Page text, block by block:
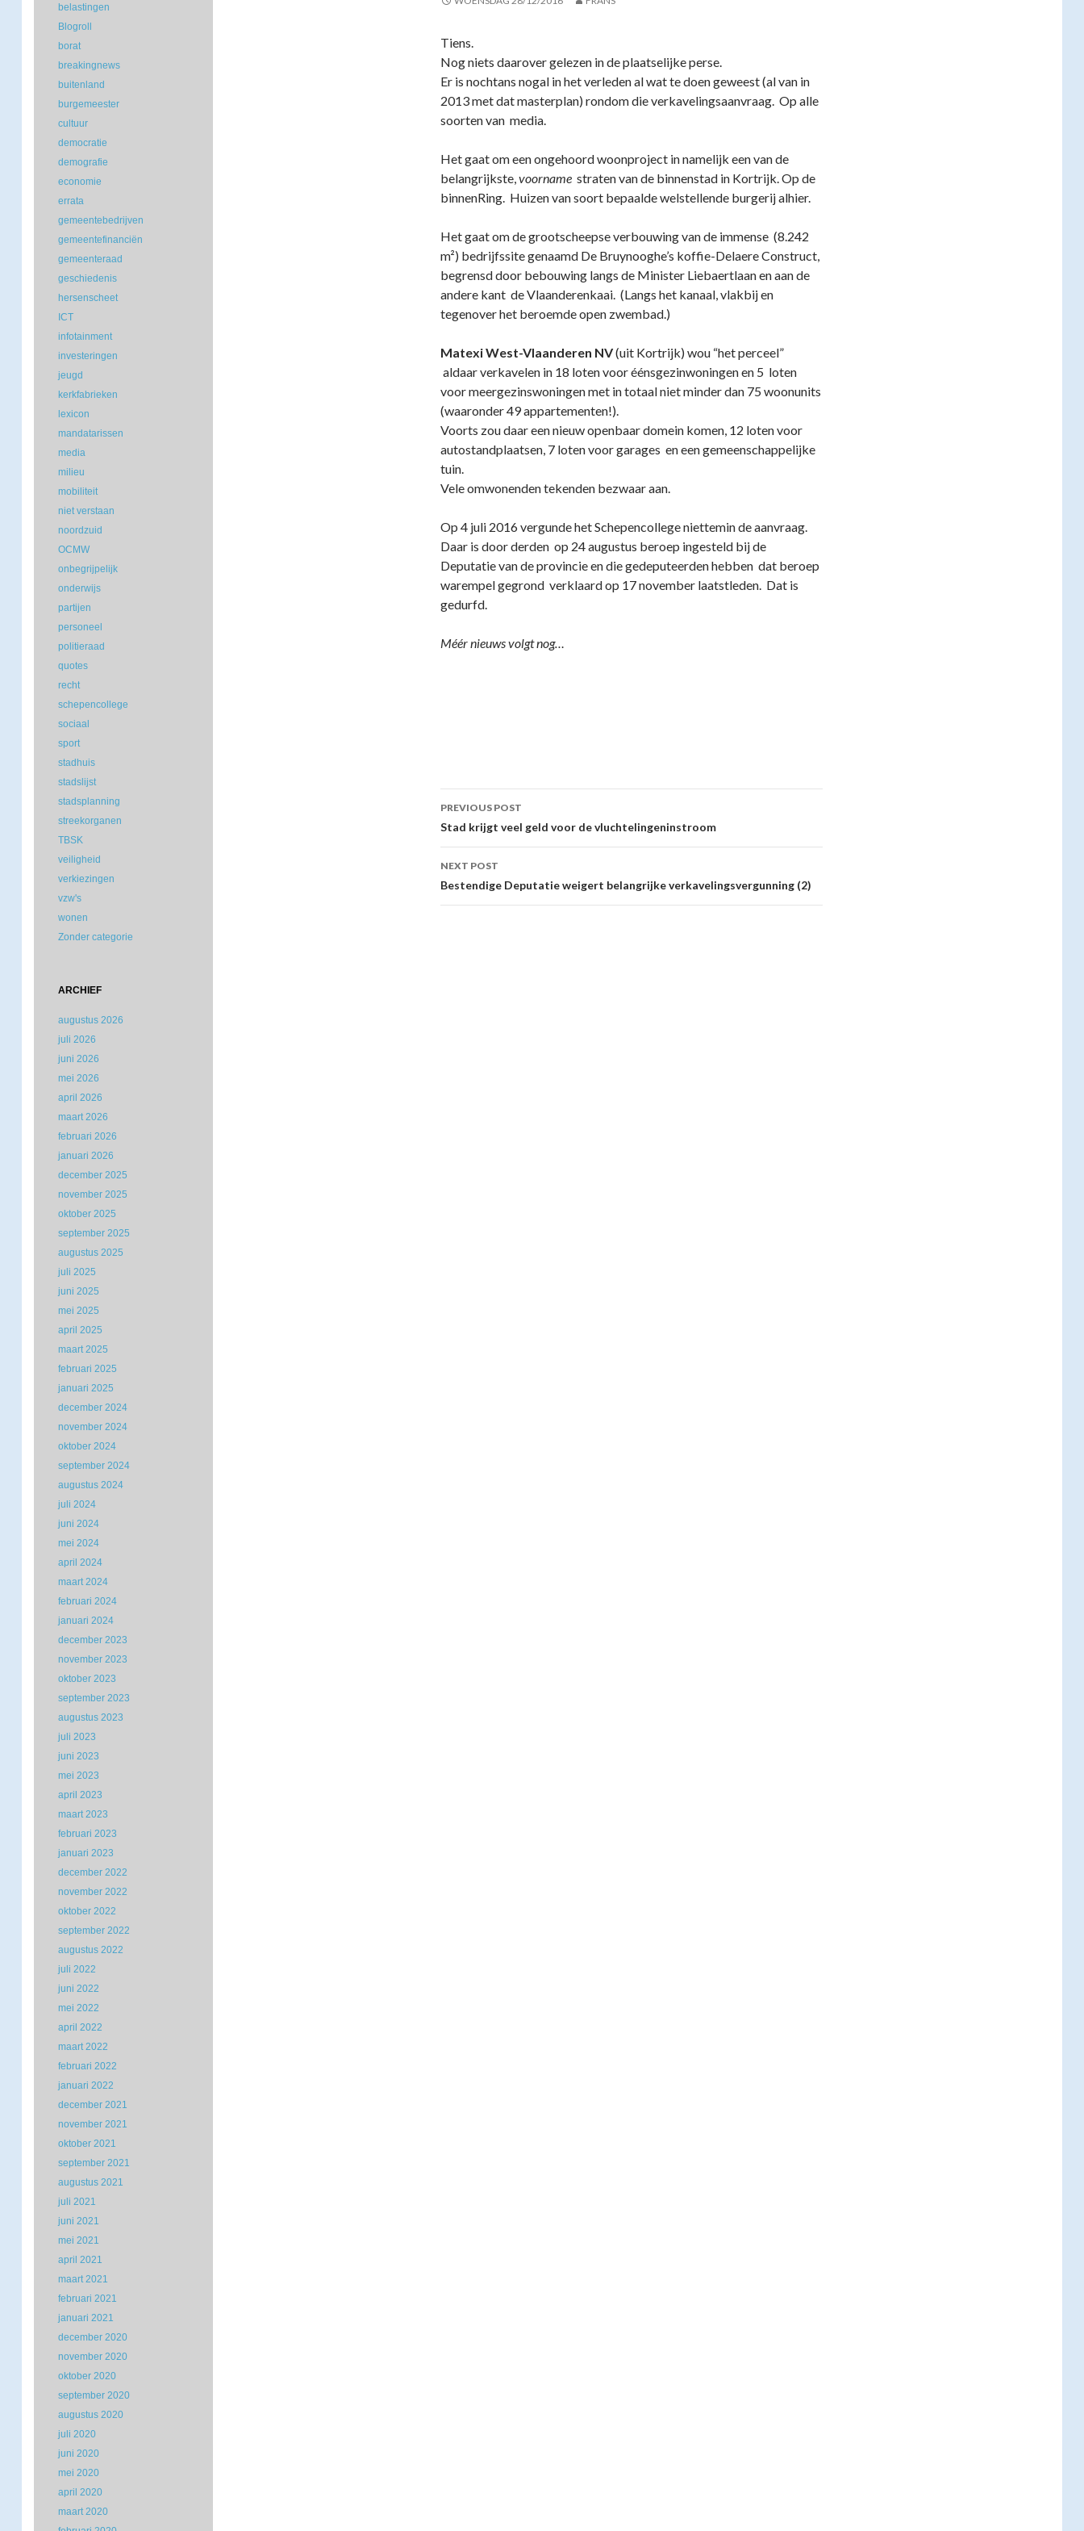
Tiens.
Nog niets daarover gelezen in de plaatselijke perse.
Er is nochtans nogal in het verleden al wat te doen geweest (al van in
2013 met dat masterplan) rondom die verkavelingsaanvraag. Op alle
soorten van media.
Het gaat om een ongehoord woonproject in namelijk een van de
belangrijkste,voorname straten van de binnenstad in Kortrijk. Op de
binnenRing. Huizen van soort bepaalde welstellende burgerij alhier.
Het gaat om de grootscheepse verbouwing van de immense (8.242
m²) bedrijfssite genaamd De Bruynooghe’s koffie-Delaere Construct,
begrensd door bebouwing langs de Minister Liebaertlaan en aan de
andere kant de Vlaanderenkaai. (Langs het kanaal, vlakbij en
tegenover het beroemde open zwembad.)
Matexi West-Vlaanderen NV(uit Kortrijk) wou “het perceel”
aldaar verkavelen in 18 loten voor éénsgezinwoningen en 5 loten
voor meergezinswoningen met in totaal niet minder dan 75 woonunits
(waaronder 49 appartementen!).
Voorts zou daar een nieuw openbaar domein komen, 12 loten voor
autostandplaatsen, 7 loten voor garages en een gemeenschappelijke
tuin.
Vele omwonenden tekenden bezwaar aan.
Op 4 juli 2016 vergunde het Schepencollege niettemin de aanvraag.
Daar is door derden op 24 augustus beroep ingesteld bij de
Deputatie van de provincie en die gedeputeerden hebben dat beroep
warempel gegrond verklaard op 17 november laatstleden. Dat is
gedurfd.
Méér nieuws volgt nog…
Post
navigation
PREVIOUS POST
Stad krijgt veel geld voor de vluchtelingeninstroom
NEXT POST
Bestendige Deputatie weigert belangrijke verkavelingsvergunning (2)
belastingen
Blogroll
borat
breakingnews
buitenland
burgemeester
cultuur
democratie
demografie
economie
errata
gemeentebedrijven
gemeentefinanciën
gemeenteraad
geschiedenis
hersenscheet
ICT
infotainment
investeringen
jeugd
kerkfabrieken
lexicon
mandatarissen
media
milieu
mobiliteit
niet verstaan
noordzuid
OCMW
onbegrijpelijk
onderwijs
partijen
personeel
politieraad
quotes
recht
schepencollege
sociaal
sport
stadhuis
stadslijst
stadsplanning
streekorganen
TBSK
veiligheid
verkiezingen
vzw's
wonen
Zonder categorie
ARCHIEF
augustus 2026
juli 2026
juni 2026
mei 2026
april 2026
maart 2026
februari 2026
januari 2026
december 2025
november 2025
oktober 2025
september 2025
augustus 2025
juli 2025
juni 2025
mei 2025
april 2025
maart 2025
februari 2025
januari 2025
december 2024
november 2024
oktober 2024
september 2024
augustus 2024
juli 2024
juni 2024
mei 2024
april 2024
maart 2024
februari 2024
januari 2024
december 2023
november 2023
oktober 2023
september 2023
augustus 2023
juli 2023
juni 2023
mei 2023
april 2023
maart 2023
februari 2023
januari 2023
december 2022
november 2022
oktober 2022
september 2022
augustus 2022
juli 2022
juni 2022
mei 2022
april 2022
maart 2022
februari 2022
januari 2022
december 2021
november 2021
oktober 2021
september 2021
augustus 2021
juli 2021
juni 2021
mei 2021
april 2021
maart 2021
februari 2021
januari 2021
december 2020
november 2020
oktober 2020
september 2020
augustus 2020
juli 2020
juni 2020
mei 2020
april 2020
maart 2020